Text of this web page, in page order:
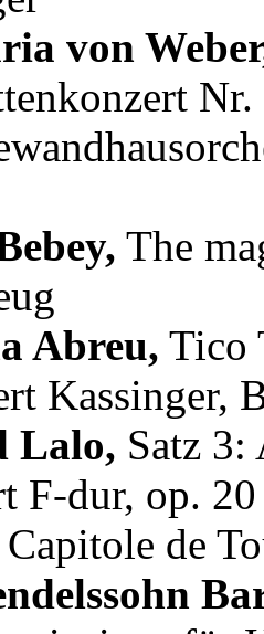
von
The
Abreu, Tico
Kassinger,
Lalo, Satz 3:
F-dur, op.
Capitole de